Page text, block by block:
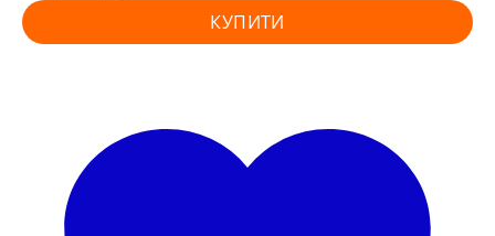
КУПИТИ